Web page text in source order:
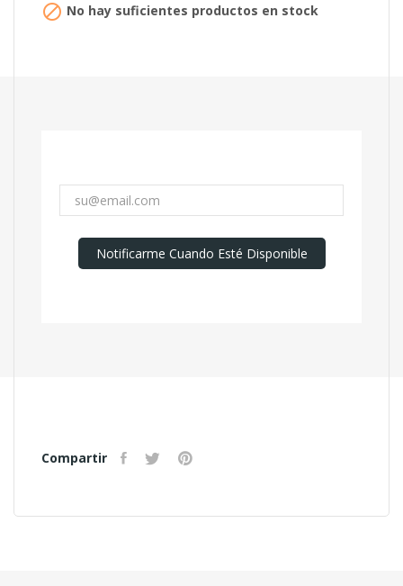
 No hay suficientes productos en stock
Notificarme Cuando Esté Disponible
Compartir